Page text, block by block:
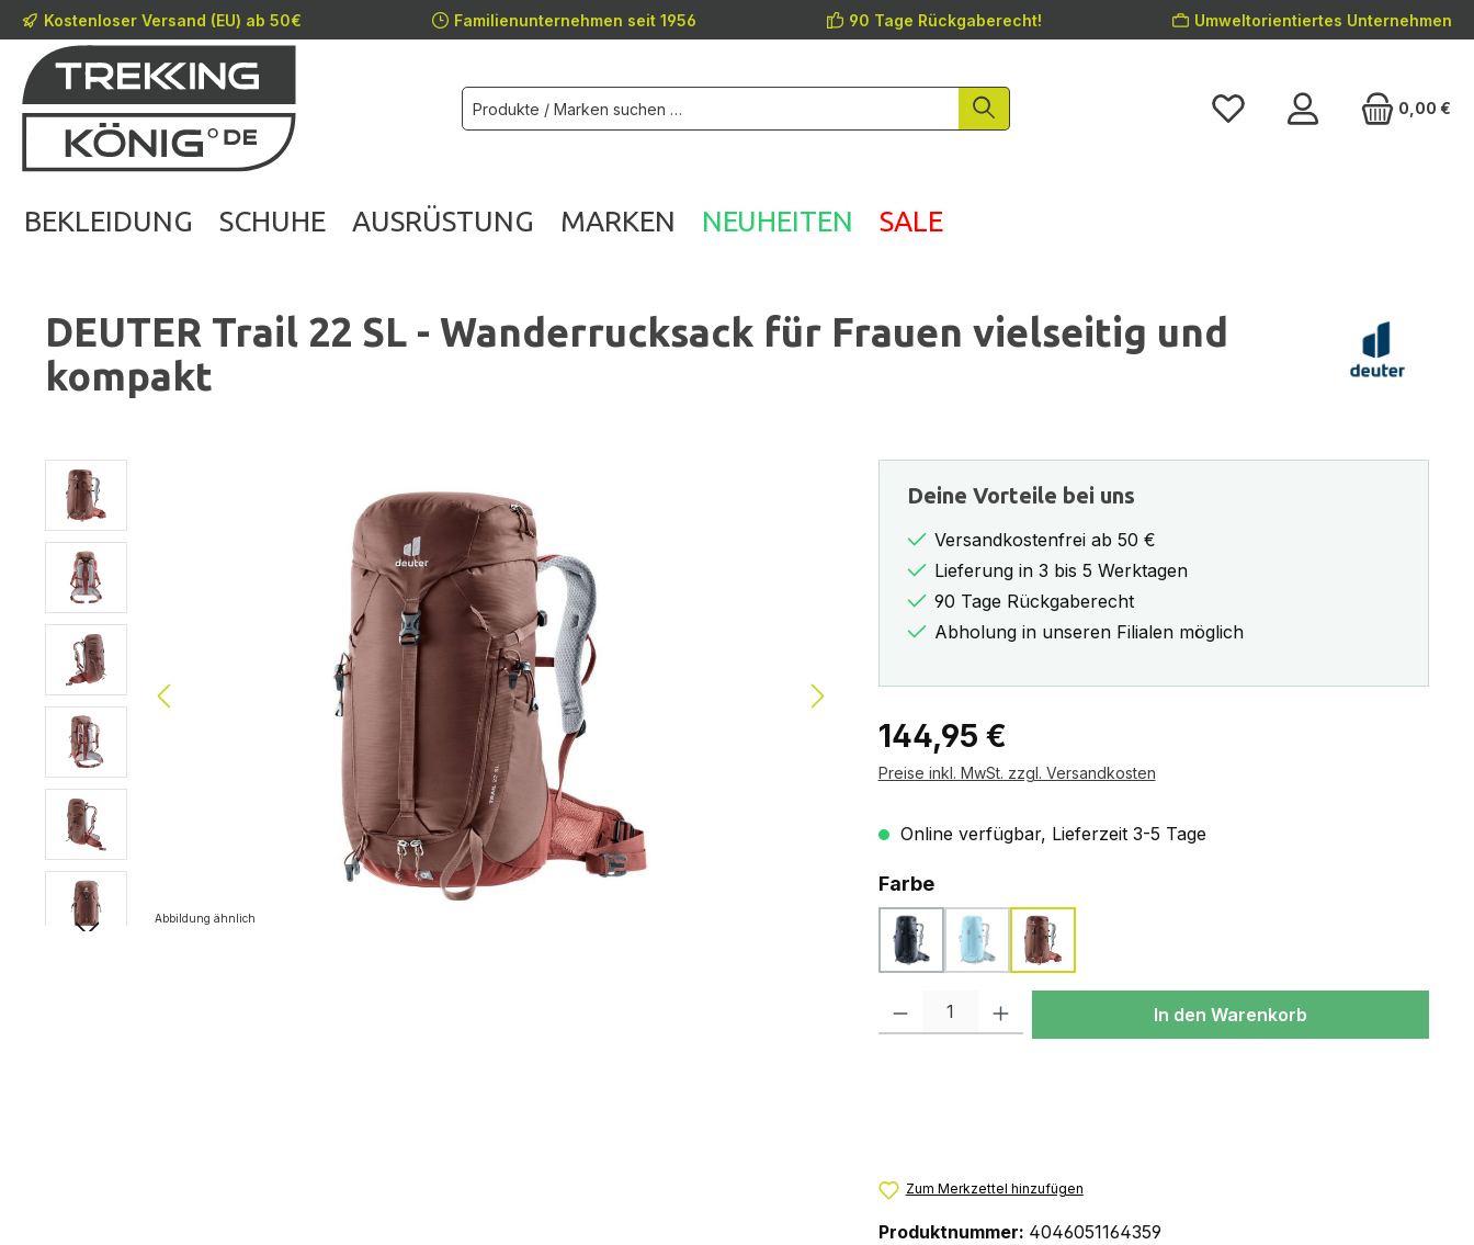
Hauptinhalt springen
Zur Suche springen
Zur Hauptnavigation springen
Kostenloser Versand (EU) ab 50€ Familienunternehmen seit 1956 90 Tage Rückgaberecht! Umweltorientiertes Unternehmen
0,00 €
BEKLEIDUNG SCHUHE AUSRÜSTUNG MARKEN NEUHEITEN SALE
DEUTER Trail 22 SL - Wanderrucksack für Frauen vielseitig und
kompakt
Bildergalerie überspringen
Abbildung ähnlich
Deine Vorteile bei uns
Versandkostenfrei ab 50 €
Lieferung in 3 bis 5 Werktagen
90 Tage Rückgaberecht
Abholung in unseren Filialen möglich
Regulärer Preis:
144,95 €
Preise inkl. MwSt. zzgl. Versandkosten
Online verfügbar, Lieferzeit 3-5 Tage
Farbeauswählen
black lagoon-atlantic
(Diese Option ist zurzeit nicht verfügbar.)
raisin-caspia
Produkt Anzahl: Gib den gewünschten Wert ein oder benutze die Schaltflächen
In den Warenkorb
Zum Merkzettel hinzufügen
Produktnummer: 4046051164359